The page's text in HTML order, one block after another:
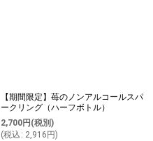
【期間限定】苺のノンアルコールスパ
ークリング（ハーフボトル）
2,700円 (税別)
(税込 : 2,916 円)